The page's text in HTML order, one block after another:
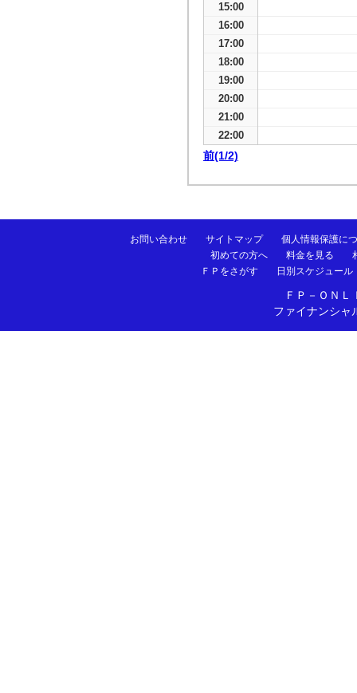
15:00
16:00
17:00
18:00
19:00
20:00
21:00
22:00
前(1/2)
お問い合わせ サイトマップ
個人情報保護に
初めての方へ
料金を見る
ＦＰをさがす
日別スケジュール
ＦＰ－ＯＮ
ファイナンシャ